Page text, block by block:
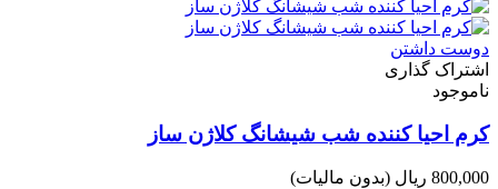
دوست داشتن
اشتراک گذاری
ناموجود
کرم احیا کننده شب شیشانگ کلاژن ساز
800,000 ریال (بدون مالیات)